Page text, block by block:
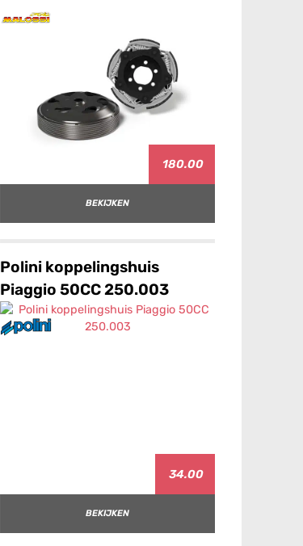
180.00
BEKIJKEN
Polini koppelingshuis
Piaggio 50CC 250.003
34.00
BEKIJKEN